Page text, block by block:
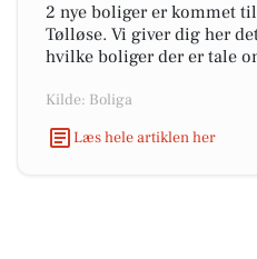
2 nye boliger er kommet
Tølløse. Vi giver dig her
hvilke boliger der er tale
Kilde: Boliga
Læs hele artiklen her